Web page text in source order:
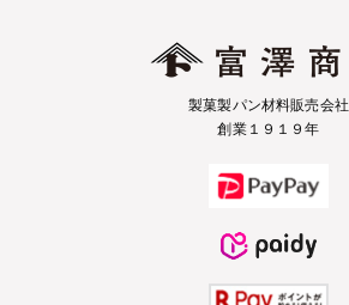
製菓製パン材料販売会社
創業１９１９年